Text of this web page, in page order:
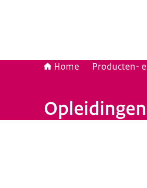
Home Producten-